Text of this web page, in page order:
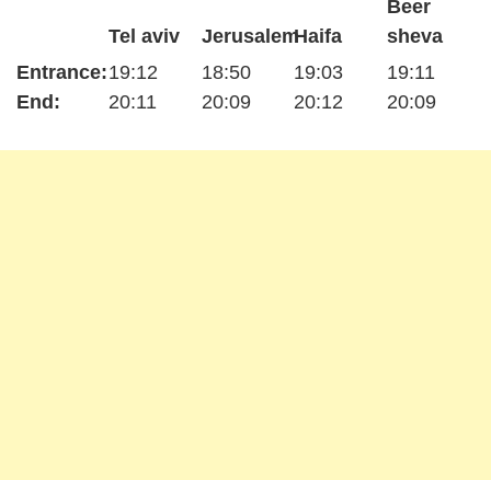
Entrance:
End:
Tel aviv
19:12
20:11
Jerusalem
18:50
20:09
Haifa
19:03
20:12
Beer
sheva
19:11
20:09